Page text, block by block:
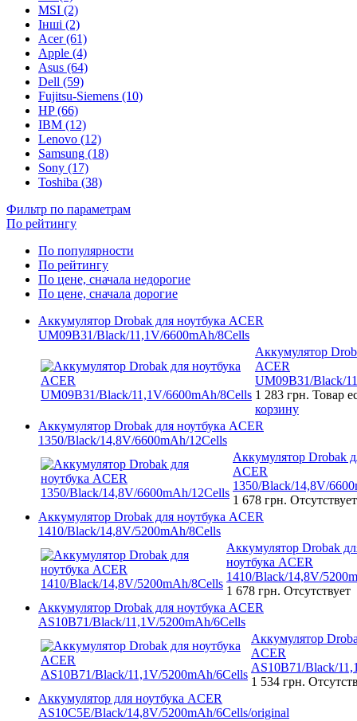
MSI (2)
Інші (2)
Acer (61)
Apple (4)
Asus (64)
Dell (59)
Fujitsu-Siemens (10)
HP (66)
IBM (12)
Lenovo (12)
Samsung (18)
Sony (17)
Toshiba (38)
Фильтр по параметрам
По рейтингу
По популярности
По рейтингу
По цене, сначала недорогие
По цене, сначала дорогие
Аккумулятор Drobak для ноутбука ACER
UM09B31/Black/11,1V/6600mAh/8Cells
Аккумулятор
ACER
UM09B31/Black/
1 283 грн. Товар
корзину
Аккумулятор Drobak для ноутбука ACER
1350/Black/14,8V/6600mAh/12Cells
Аккумулятор Drobak
ACER
1350/Black/14,8V/
1 678 грн. Отсутствует
Аккумулятор Drobak для ноутбука ACER
1410/Black/14,8V/5200mAh/8Cells
Аккумулятор Drobak
ноутбука ACER
1410/Black/14,8V/
1 678 грн. Отсутствует
Аккумулятор Drobak для ноутбука ACER
AS10B71/Black/11,1V/5200mAh/6Cells
Аккумулятор
ACER
AS10B71/Black/
1 534 грн.
Аккумулятор для ноутбука ACER
AS10C5E/Black/14,8V/5200mAh/6Cells/original